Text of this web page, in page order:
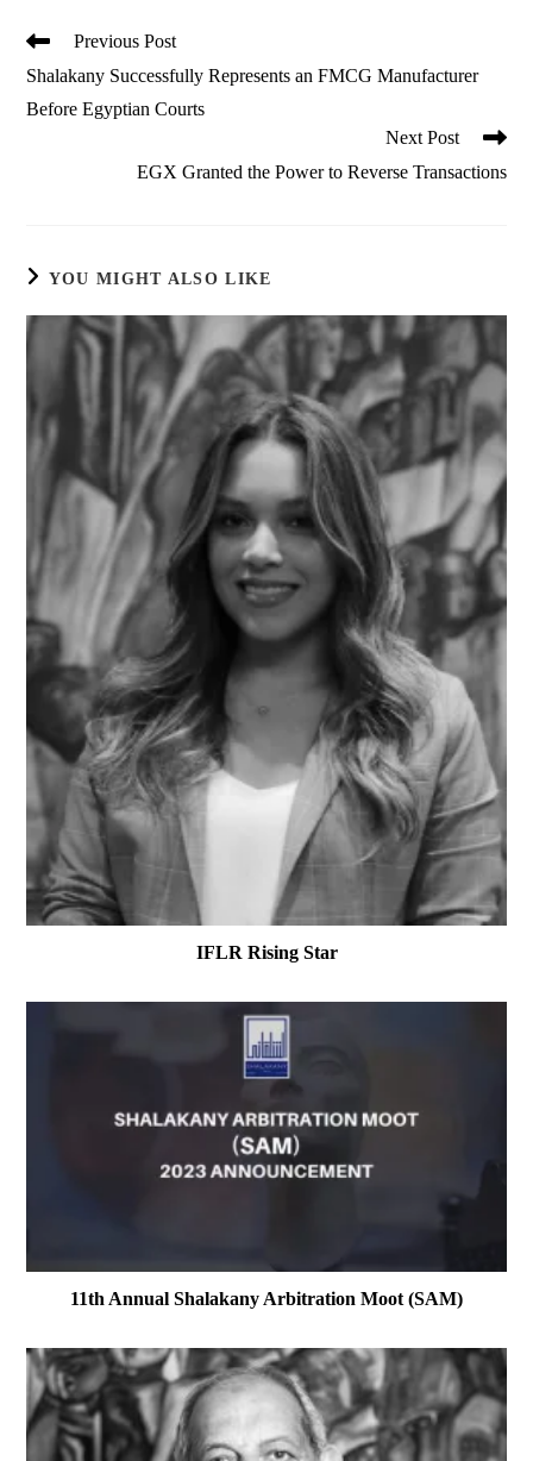
Read
articles
Previous Post
Shalakany Successfully Represents an FMCG Manufacturer
Before Egyptian Courts
Next Post
EGX Granted the Power to Reverse Transactions
YOU MIGHT ALSO LIKE
IFLR Rising Star
11th Annual Shalakany Arbitration Moot (SAM)